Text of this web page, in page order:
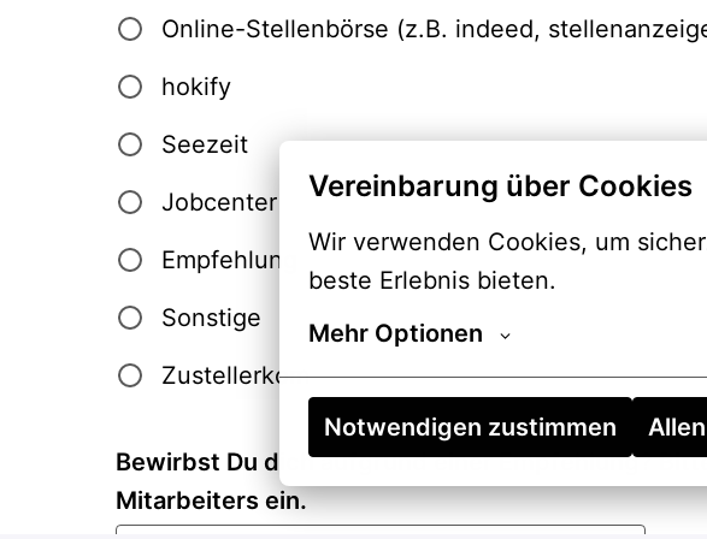
Vereinbarung über Cookies
Wir verwenden Cookies, um
beste Erlebnis bieten.
Mehr Optionen
Notwendigen zustimmen
Online-Stellenbörse (z.B. indeed,
hokify
Seezeit
Jobcenter
Empfehlung
Sonstige
Zustellerkom
Bewirbst Du dich aufgrund einer Empfehlung?
Mitarbeiters ein.